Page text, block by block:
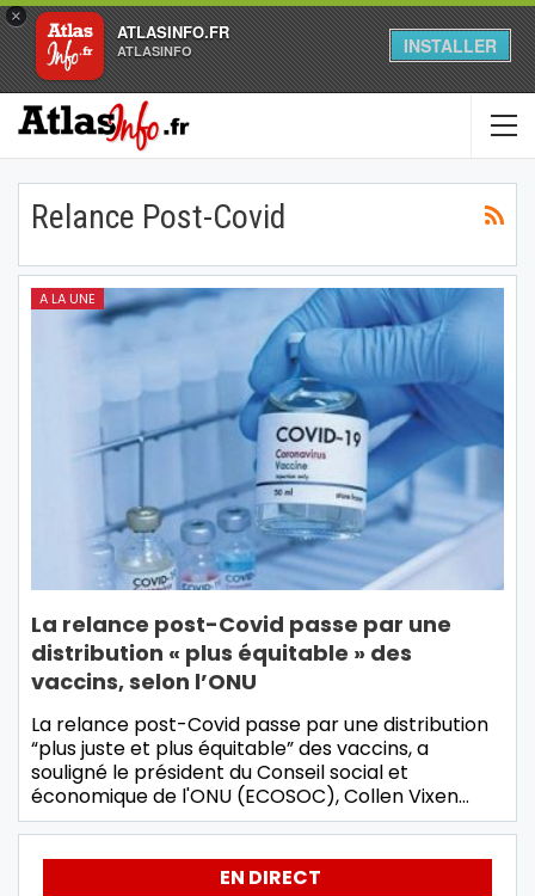
×
ATLASINFO.FR
ATLASINFO INSTALLER
Relance Post-Covid
A LA UNE
La relance post-Covid passe par une
distribution « plus équitable » des
vaccins, selon l’ONU
La relance post-Covid passe par une distribution
“plus juste et plus équitable” des vaccins, a
souligné le président du Conseil social et
économique de l'ONU (ECOSOC), Collen Vixen…
EN DIRECT